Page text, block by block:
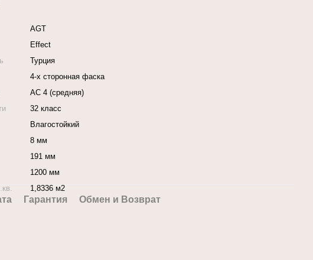
AGT
Effect
Турция
4-х сторонная фаска
АС 4 (средняя)
32 класс
Влагостойкий
8 мм
191 мм
1200 мм
1,8336 м2
Гарантия Обмен и Возврат